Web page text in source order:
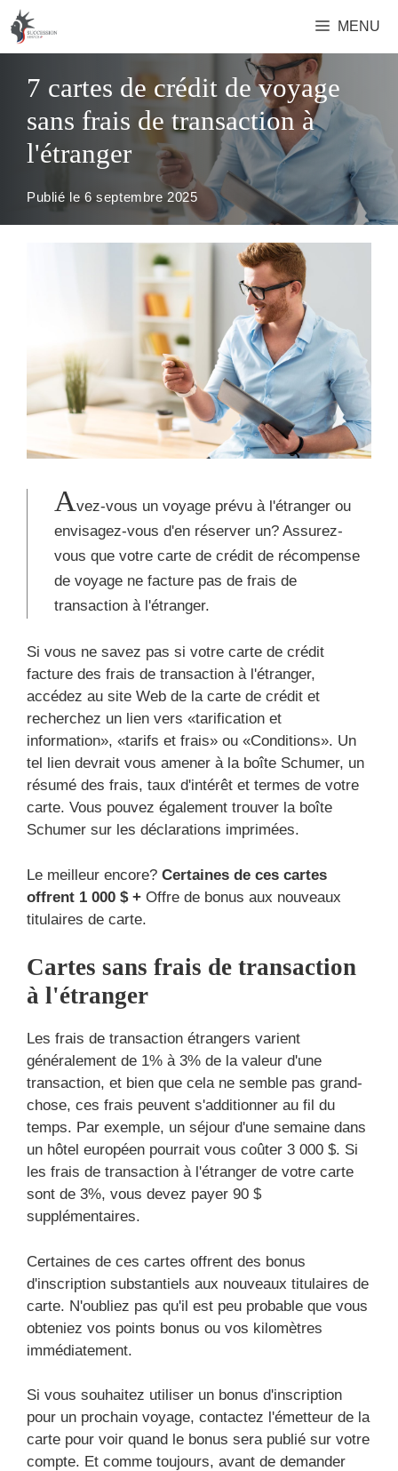
Aller
au
contenu
MENU
7 cartes de crédit de voyage
sans frais de transaction à
l'étranger
Publié le 6 septembre 2025
Avez-vous un voyage prévu à l'étranger ou
envisagez-vous d'en réserver un? Assurez-
vous que votre carte de crédit de récompense
de voyage ne facture pas de frais de
transaction à l'étranger.
Si vous ne savez pas si votre carte de crédit
facture des frais de transaction à l'étranger,
accédez au site Web de la carte de crédit et
recherchez un lien vers «tarification et
information», «tarifs et frais» ou «Conditions». Un
tel lien devrait vous amener à la boîte Schumer, un
résumé des frais, taux d'intérêt et termes de votre
carte. Vous pouvez également trouver la boîte
Schumer sur les déclarations imprimées.
Le meilleur encore? Certaines de ces cartes
offrent 1 000 $ + Offre de bonus aux nouveaux
titulaires de carte.
Cartes sans frais de transaction
à l'étranger
Les frais de transaction étrangers varient
généralement de 1% à 3% de la valeur d'une
transaction, et bien que cela ne semble pas grand-
chose, ces frais peuvent s'additionner au fil du
temps. Par exemple, un séjour d'une semaine dans
un hôtel européen pourrait vous coûter 3 000 $. Si
les frais de transaction à l'étranger de votre carte
sont de 3%, vous devez payer 90 $
supplémentaires.
Certaines de ces cartes offrent des bonus
d'inscription substantiels aux nouveaux titulaires de
carte. N'oubliez pas qu'il est peu probable que vous
obteniez vos points bonus ou vos kilomètres
immédiatement.
Si vous souhaitez utiliser un bonus d'inscription
pour un prochain voyage, contactez l'émetteur de la
carte pour voir quand le bonus sera publié sur votre
compte. Et comme toujours, avant de demander